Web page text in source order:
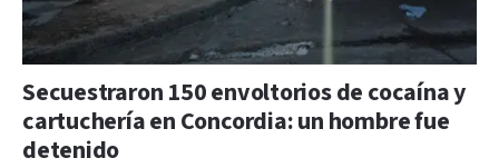
Secuestraron 150 envoltorios de cocaína y
cartuchería en Concordia: un hombre fue
detenido